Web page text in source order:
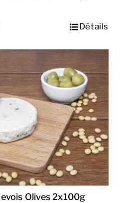
Détails
Olives 2x100g